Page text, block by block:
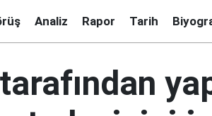
Analiz Rapor Tarih